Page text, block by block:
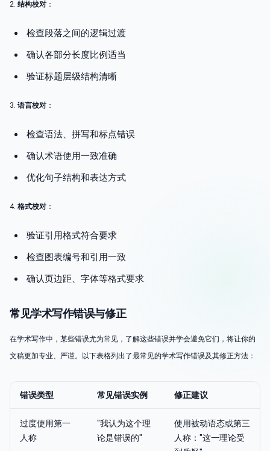
2. 结构校对 ：
检查段落之间的逻辑过渡
确认各部分长度比例适当
验证标题层级结构清晰
3. 语言校对 ：
检查语法、拼写和标点错误
确认术语使用一致准确
优化句子结构和表达方式
4. 格式校对 ：
验证引用格式符合要求
检查图表编号和引用一致
确认页边距、字体等格式要求
常见学术写作错误与修正
在学术写作中，某些错误尤为常见，了解这些错误并学会避免它们，将让你的
文稿更加专业、严谨。以下表格列出了最常见的学术写作错误及其修正方法：
错误类型 常见错误实例 修正建议
过度使用第一
人称
"我认为这个理
论是错误的"
使用被动语态或第三
人称："这一理论受